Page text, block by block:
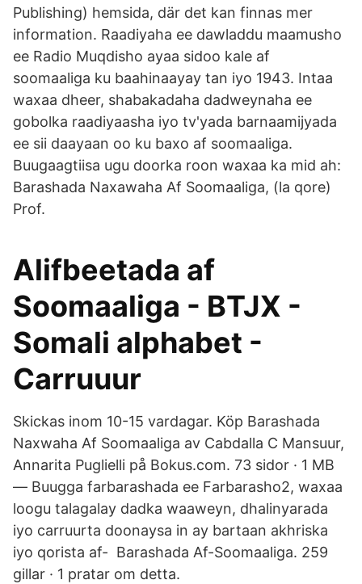
Publishing) hemsida, där det kan finnas mer
information. Raadiyaha ee dawladdu maamusho
ee Radio Muqdisho ayaa sidoo kale af
soomaaliga ku baahinaayay tan iyo 1943. Intaa
waxaa dheer, shabakadaha dadweynaha ee
gobolka raadiyaasha iyo tv'yada barnaamijyada
ee sii daayaan oo ku baxo af soomaaliga.
Buugaagtiisa ugu doorka roon waxaa ka mid ah:
Barashada Naxawaha Af Soomaaliga, (la qore)
Prof.
Alifbeetada af
Soomaaliga - BTJX -
Somali alphabet -
Carruuur
Skickas inom 10-15 vardagar. Köp Barashada
Naxwaha Af Soomaaliga av Cabdalla C Mansuur,
Annarita Puglielli på Bokus.​com. 73 sidor · 1 MB
— Buugga farbarashada ee Farbarasho2, waxaa
loogu talagalay dadka waaweyn, dhalinyarada
iyo carruurta doonaysa in ay bartaan akhriska
iyo qorista af- Barashada Af-Soomaaliga. 259
gillar · 1 pratar om detta.